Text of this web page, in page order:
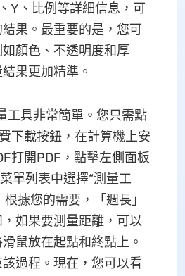
Y、比例等詳細信息，可
果。最重要的是，您可
顏色、不透明度和厚
果更加精準。
工具非常簡單。您只需點
下載按鈕，在計算機上安
打開PDF，點擊左側面板
單列表中選擇“測量工
根據您的需要，「週長」
如果要測量距離，可以
鼠放在起點和終點上。
過程。現在，您可以看